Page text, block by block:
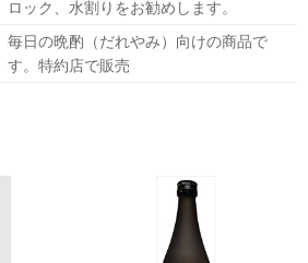
ロック、水割りをお勧めします。
毎日の晩酌（だれやみ）向けの商品で
す。特約店で販売